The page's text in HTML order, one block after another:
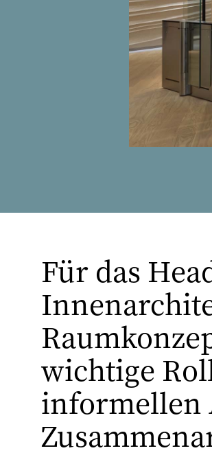
Für das
wichtige
informellen